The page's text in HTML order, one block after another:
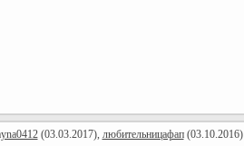
(03.03.2017), любительницафап(03.10.2016)